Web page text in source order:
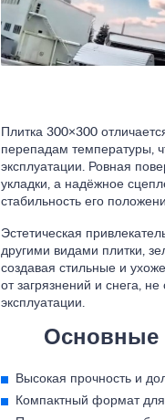
Плитка 300×300
перепадам температуры,
эксплуатации. Ровная
укладки, а надёжное
стабильность его
Эстетическая
другими видами плитки,
создавая стильные и
от загрязнений и снега,
эксплуатации.
Основные
Высокая прочность и
Компактный формат для